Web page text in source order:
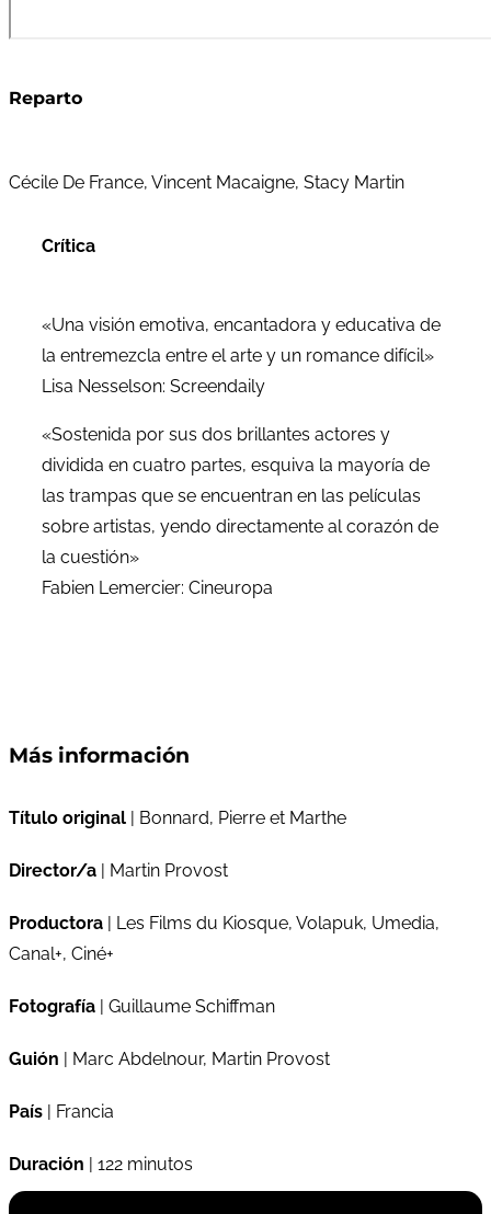
Reparto
Cécile De France, Vincent Macaigne, Stacy Martin
Crítica
«Una visión emotiva, encantadora y educativa de
la entremezcla entre el arte y un romance difícil»
Lisa Nesselson: Screendaily
«Sostenida por sus dos brillantes actores y
dividida en cuatro partes, esquiva la mayoría de
las trampas que se encuentran en las películas
sobre artistas, yendo directamente al corazón de
la cuestión»
Fabien Lemercier: Cineuropa
Más información
Título original | Bonnard, Pierre et Marthe
Director/a | Martin Provost
Productora | Les Films du Kiosque, Volapuk, Umedia,
Canal+, Ciné+
Fotografía | Guillaume Schiffman
Guión | Marc Abdelnour, Martin Provost
País | Francia
Duración | 122 minutos